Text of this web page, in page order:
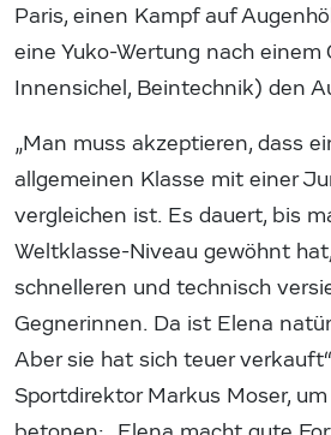
Paris, einen Kampf auf
eine Yuko-Wertung nach einem
Innensichel, Beintechnik) den
„Man muss akzeptieren, dass
allgemeinen Klasse mit einer
vergleichen ist. Es dauert, bis
Weltklasse-Niveau gewöhnt
schnelleren und technisch
Gegnerinnen. Da ist Elena
Aber sie hat sich teuer
Sportdirektor Markus Moser,